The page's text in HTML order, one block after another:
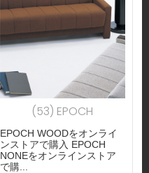
(53) EPOCH
EPOCH WOODをオンライ
ンストアで購入 EPOCH
NONEをオンラインストア
で購...